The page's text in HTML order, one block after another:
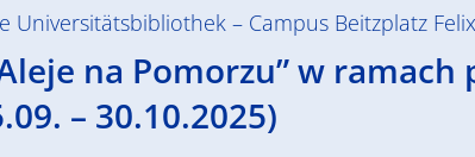
Universitätsbibliothek – Campus Beitzplatz
na Pomorzu” w
– 30.10.2025)